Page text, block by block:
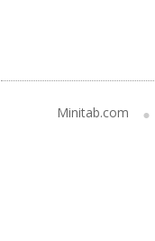
Minitab.com